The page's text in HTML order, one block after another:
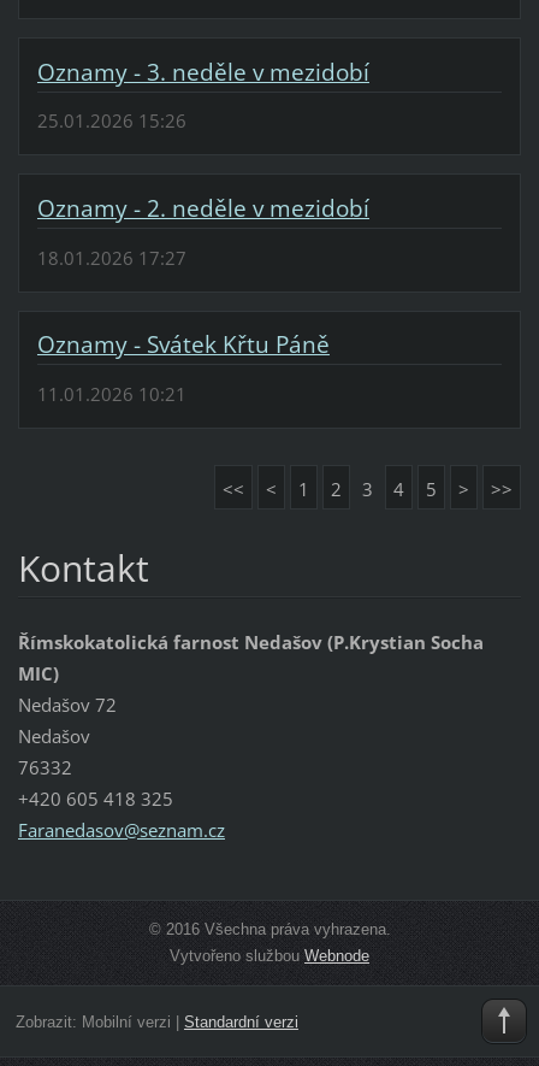
Oznamy - 3. neděle v mezidobí
25.01.2026 15:26
Oznamy - 2. neděle v mezidobí
18.01.2026 17:27
Oznamy - Svátek Křtu Páně
11.01.2026 10:21
<< < 1 2 3 4 5 > >>
Kontakt
Římskokatolická farnost Nedašov (P.Krystian Socha
MIC)
Nedašov 72
Nedašov
76332
+420 605 418 325
Faranedasov@seznam.cz
© 2016 Všechna práva vyhrazena.
Vytvořeno službouWebnode
Zobrazit: Mobilní verzi Standardní verzi